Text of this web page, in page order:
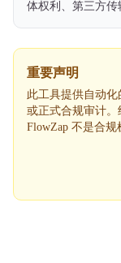
体权利、第三方传
重要声明
此工具提供自动
或正式合规审计。
FlowZap 不是合规